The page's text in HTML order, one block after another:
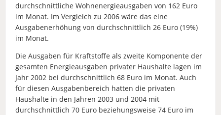
durchschnittliche Wohnenergieausgaben von 162 Euro
im Monat. Im Vergleich zu 2006 wäre das eine
Ausgabenerhöhung von durchschnittlich 26 Euro (19%)
im Monat.
Die Ausgaben für Kraftstoffe als zweite Komponente der
gesamten Energieausgaben privater Haushalte lagen im
Jahr 2002 bei durchschnittlich 68 Euro im Monat. Auch
für diesen Ausgabenbereich hatten die privaten
Haushalte in den Jahren 2003 und 2004 mit
durchschnittlich 70 Euro beziehungsweise 74 Euro im